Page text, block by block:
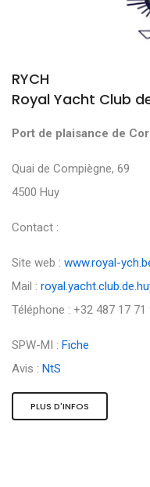
RYCH
Royal Yacht Club
Port de plaisance de
Quai de Compiègne, 69
4500 Huy
Contact :
Site web : www.royal-
Mail :
Téléphone : +32 487 17 71
SPW-MI : Fiche
Avis : NtS
PLUS D'INFOS